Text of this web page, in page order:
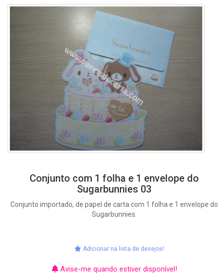
Conjunto com 1 folha e 1 envelope do
Sugarbunnies 03
Conjunto importado, de papel de carta com 1 folha e 1 envelope do
Sugarbunnies.
Adicionar na lista de desejos!
Avise-me quando estiver disponível!